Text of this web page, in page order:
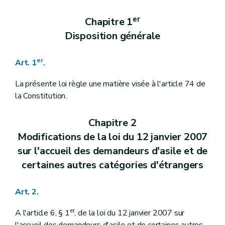
Chapitre 1er
Disposition générale
Art. 1er.
La présente loi règle une matière visée à l'article 74 de
la Constitution.
Chapitre 2
Modifications de la loi du 12 janvier 2007
sur l'accueil des demandeurs d'asile et de
certaines autres catégories d'étrangers
Art. 2.
A l'article 6, § 1er, de la loi du 12 janvier 2007 sur